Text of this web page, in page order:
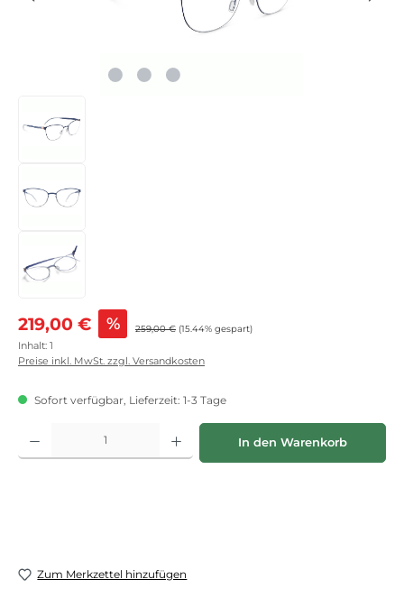
Verkaufspreis:
219,00 € % Regulärer Preis:
259,00 € (15.44% gespart)
Inhalt: 1
Preise inkl. MwSt. zzgl. Versandkosten
Sofort verfügbar, Lieferzeit: 1-3 Tage
Produkt Anzahl: Gib den gewünschten Wert ein oder benutze die
In den Warenkorb
Zum Merkzettel hinzufügen